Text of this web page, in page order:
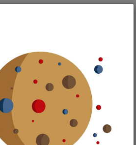
loi de finances
prise et
devrait être
quelques pistes